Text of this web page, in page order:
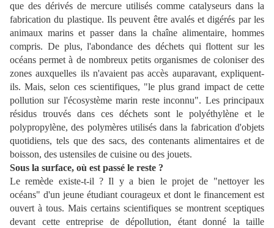
que des dérivés de mercure utilisés comme catalyseurs dans la
fabrication du plastique. Ils peuvent être avalés et digérés par les
animaux marins et passer dans la chaîne alimentaire, hommes
compris. De plus, l'abondance des déchets qui flottent sur les
océans permet à de nombreux petits organismes de coloniser des
zones auxquelles ils n'avaient pas accès auparavant, expliquent-
ils. Mais, selon ces scientifiques, "le plus grand impact de cette
pollution sur l'écosystème marin reste inconnu". Les principaux
résidus trouvés dans ces déchets sont le polyéthylène et le
polypropylène, des polymères utilisés dans la fabrication d'objets
quotidiens, tels que des sacs, des contenants alimentaires et de
boisson, des ustensiles de cuisine ou des jouets.
Sous la surface, où est passé le reste ?
Le remède existe-t-il ? Il y a bien le projet de "nettoyer les
océans" d'un jeune étudiant courageux et dont le financement est
ouvert à tous. Mais certains scientifiques se montrent sceptiques
devant cette entreprise de dépollution, étant donné la taille